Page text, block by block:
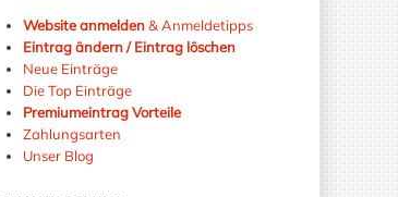
Website anmelden& Anmeldetipps
Eintrag ändern / Eintrag löschen
Neue Einträge
Die Top Einträge
Premiumeintrag Vorteile
Zahlungsarten
Unser Blog